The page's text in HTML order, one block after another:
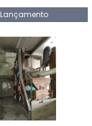
Lançamento